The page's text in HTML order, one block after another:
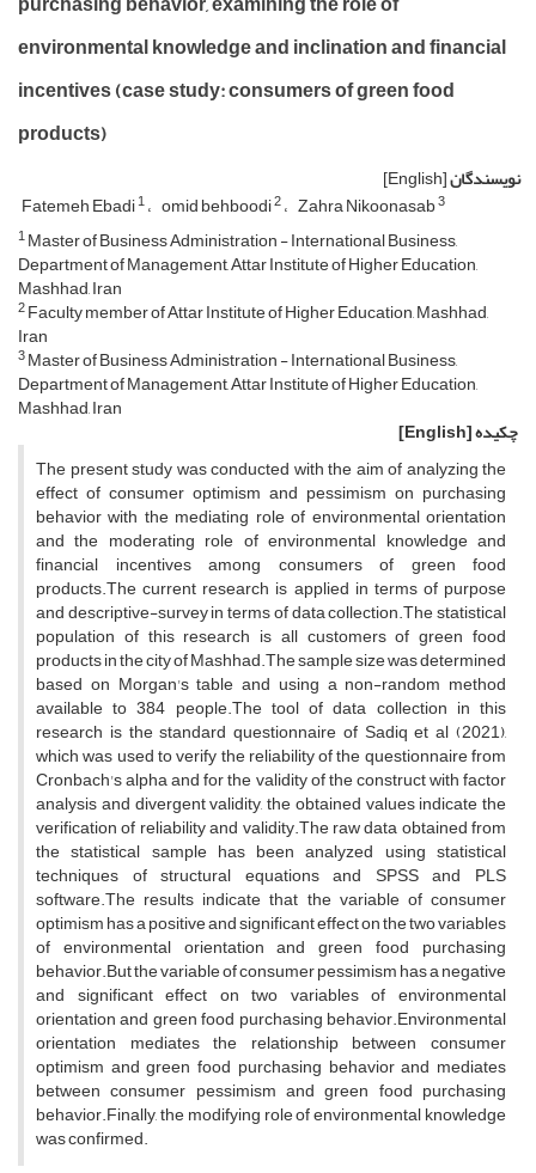
environmental knowledge and inclination and financial
incentives (case study: consumers of green food
products)
نویسندگان[English]
Fatemeh Ebadi1 omid behboodi2 Zahra Nikoonasab3
1Master of Business Administration - International Business,
Department of Management, Attar Institute of Higher Education,
Mashhad, Iran
2Faculty member of Attar Institute of Higher Education, Mashhad,
Iran
3Master of Business Administration - International Business,
Department of Management, Attar Institute of Higher Education,
Mashhad, Iran
چکیده[English]
The present study was conducted with the aim of analyzing the
effect of consumer optimism and pessimism on purchasing
behavior with the mediating role of environmental orientation
and the moderating role of environmental knowledge and
financial incentives among consumers of green food
products.The current research is applied in terms of purpose
and descriptive-survey in terms of data collection.The statistical
population of this research is all customers of green food
products in the city of Mashhad.The sample size was determined
based on Morgan's table and using a non-random method
available to 384 people.The tool of data collection in this
research is the standard questionnaire of Sadiq et al (2021),
which was used to verify the reliability of the questionnaire from
Cronbach's alpha and for the validity of the construct with factor
analysis and divergent validity, the obtained values indicate the
verification of reliability and validity.The raw data obtained from
the statistical sample has been analyzed using statistical
techniques of structural equations and SPSS and PLS
software.The results indicate that the variable of consumer
optimism has a positive and significant effect on the two variables
of environmental orientation and green food purchasing
behavior.But the variable of consumer pessimism has a negative
and significant effect on two variables of environmental
orientation and green food purchasing behavior.Environmental
orientation mediates the relationship between consumer
optimism and green food purchasing behavior and mediates
between consumer pessimism and green food purchasing
behavior.Finally, the modifying role of environmental knowledge
was confirmed.